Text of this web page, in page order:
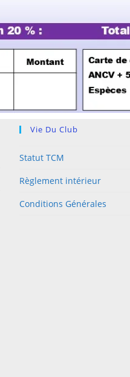
Vie Du Club
Statut TCM
Règlement intérieur
Conditions Générales